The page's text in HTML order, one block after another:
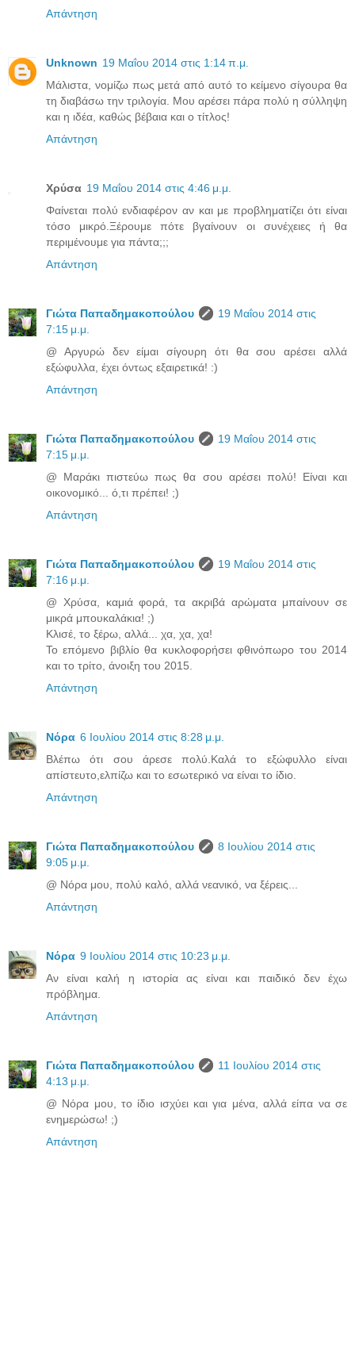
Απάντηση
Unknown 19 Μαΐου 2014 στις 1:14 π.μ.
Μάλιστα, νομίζω πως μετά από αυτό το κείμενο σίγουρα θα
τη διαβάσω την τριλογία. Μου αρέσει πάρα πολύ η σύλληψη
και η ιδέα, καθώς βέβαια και ο τίτλος!
Απάντηση
Χρύσα 19 Μαΐου 2014 στις 4:46 μ.μ.
Φαίνεται πολύ ενδιαφέρον αν και με προβληματίζει ότι είναι
τόσο μικρό.Ξέρουμε πότε βγαίνουν οι συνέχειες ή θα
περιμένουμε για πάντα;;;
Απάντηση
Γιώτα Παπαδημακοπούλου
19 Μαΐου 2014 στις
7:15 μ.μ.
@ Αργυρώ δεν είμαι σίγουρη ότι θα σου αρέσει αλλά
εξώφυλλα, έχει όντως εξαιρετικά! :)
Απάντηση
Γιώτα Παπαδημακοπούλου
19 Μαΐου 2014 στις
7:15 μ.μ.
@ Μαράκι πιστεύω πως θα σου αρέσει πολύ! Είναι και
οικονομικό... ό,τι πρέπει! ;)
Απάντηση
Γιώτα Παπαδημακοπούλου
19 Μαΐου 2014 στις
7:16 μ.μ.
@ Χρύσα, καμιά φορά, τα ακριβά αρώματα μπαίνουν σε
μικρά μπουκαλάκια! ;)
Κλισέ, το ξέρω, αλλά... χα, χα, χα!
Το επόμενο βιβλίο θα κυκλοφορήσει φθινόπωρο του 2014
και το τρίτο, άνοιξη του 2015.
Απάντηση
Νόρα 6 Ιουλίου 2014 στις 8:28 μ.μ.
Βλέπω ότι σου άρεσε πολύ.Καλά το εξώφυλλο είναι
απίστευτο,ελπίζω και το εσωτερικό να είναι το ίδιο.
Απάντηση
Γιώτα Παπαδημακοπούλου
8 Ιουλίου 2014 στις
9:05 μ.μ.
@ Νόρα μου, πολύ καλό, αλλά νεανικό, να ξέρεις...
Απάντηση
Νόρα 9 Ιουλίου 2014 στις 10:23 μ.μ.
Αν είναι καλή η ιστορία ας είναι και παιδικό δεν έχω
πρόβλημα.
Απάντηση
Γιώτα Παπαδημακοπούλου
11 Ιουλίου 2014 στις
4:13 μ.μ.
@ Νόρα μου, το ίδιο ισχύει και για μένα, αλλά είπα να σε
ενημερώσω! ;)
Απάντηση